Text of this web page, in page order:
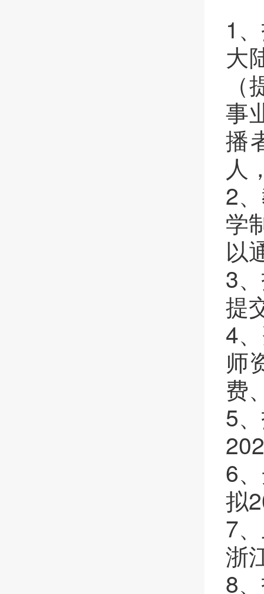
1、
大
事
播
人
2、
学
以
3、
提
4、
师
费
5、
6、
拟
7、
浙
8、